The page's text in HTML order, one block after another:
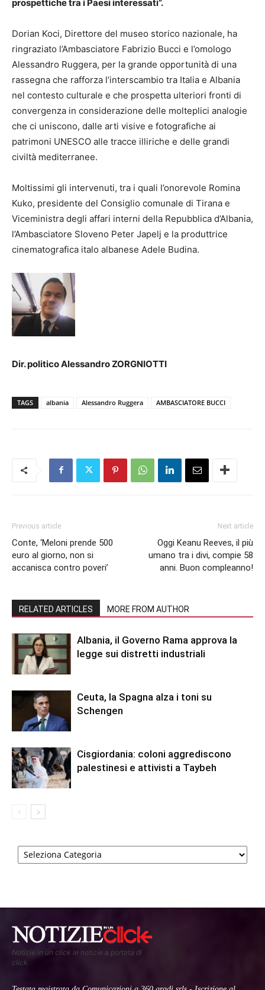
prospettiche tra i Paesi interessati”.
Dorian Koci, Direttore del museo storico nazionale, ha
ringraziato l’Ambasciatore Fabrizio Bucci e l’omologo
Alessandro Ruggera, per la grande opportunità di una
rassegna che rafforza l’interscambio tra Italia e Albania
nel contesto culturale e che prospetta ulteriori fronti di
convergenza in considerazione delle molteplici analogie
che ci uniscono, dalle arti visive e fotografiche ai
patrimoni UNESCO alle tracce illiriche e delle grandi
civiltà mediterranee.
Moltissimi gli intervenuti, tra i quali l’onorevole Romina
Kuko, presidente del Consiglio comunale di Tirana e
Viceministra degli affari interni della Repubblica d’Albania,
l’Ambasciatore Sloveno Peter Japelj e la produttrice
cinematografica italo albanese Adele Budina.
Dir. politico Alessandro ZORGNIOTTI
TAGS albania Alessandro Ruggera AMBASCIATORE BUCCI
Previous article
Conte, ‘Meloni prende 500
euro al giorno, non si
accanisca contro poveri’
Next article
Oggi Keanu Reeves, il più
umano tra i divi, compie 58
anni. Buon compleanno!
RELATED ARTICLES MORE FROM AUTHOR
Albania, il Governo Rama approva la
legge sui distretti industriali
Ceuta, la Spagna alza i toni su
Schengen
Cisgiordania: coloni aggrediscono
palestinesi e attivisti a Taybeh
Categorie
Notizie in un click le notizie a portata di
click